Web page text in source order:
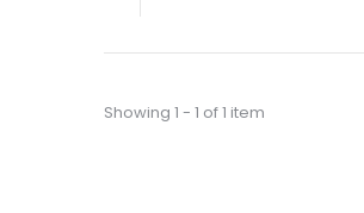
Showing 1 - 1 of 1 item